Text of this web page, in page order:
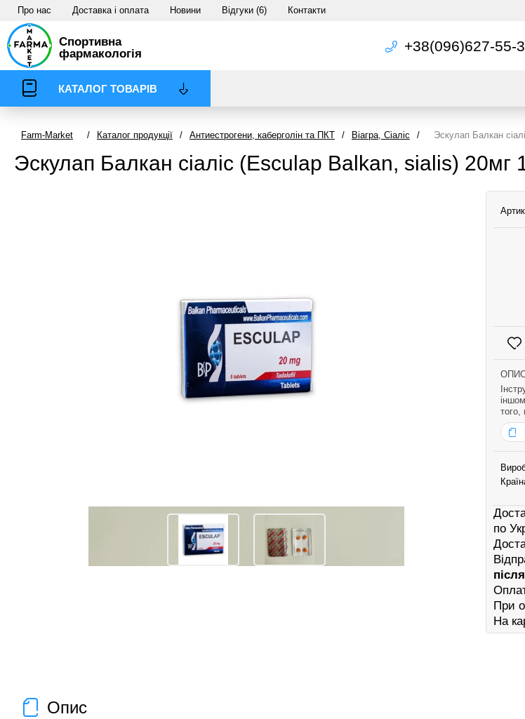
Про нас Доставка і оплата Новини Відгуки (6) Контакти
Спортивна
фармакологія
+38(096)627-55-
КАТАЛОГ ТОВАРІВ
Farm-Market
/ Каталог продукції / Антиестрогени, каберголін та ПКТ / Віагра, Сіаліс / Эскулап Балкан
Эскулап Балкан cіаліс (Esculap Balkan, sialis) 20мг
того,
по
При
На
Опис